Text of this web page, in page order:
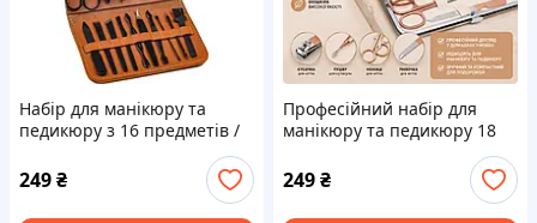
Набір для манікюру та
педикюру з 16 предметів /
інструментів 16 в 1 з
нержавіючої сталі у футлярі
249₴
Професійний набір для
манікюру та педикюру 18
249₴